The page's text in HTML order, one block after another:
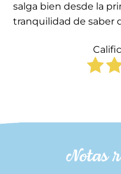
salga bien desde la
tranquilidad de saber
Notas